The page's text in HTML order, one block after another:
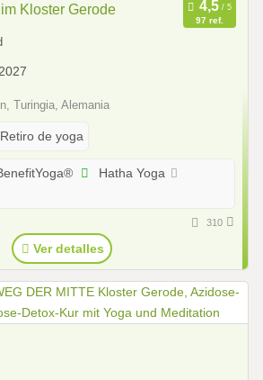
Kloster Gerode
97 ref.
Turingia, Alemania
Retiro de yoga
Hatha Yoga
310
Ver detalles